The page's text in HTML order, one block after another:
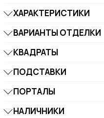
ХАРАКТЕРИСТИКИ
ВАРИАНТЫ ОТДЕЛКИ
КВАДРАТЫ
ПОДСТАВКИ
ПОРТАЛЫ
НАЛИЧНИКИ